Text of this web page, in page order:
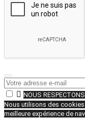
 NOUS
Nous utilisons des
meilleure expérience de